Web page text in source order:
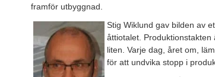
framför utbyggnad.
Stig Wiklund gav bilden av
åttiotalet.
liten. Varje dag, året om,
för att undvika stopp i